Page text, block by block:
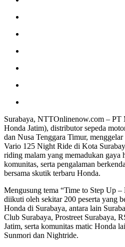
Surabaya, NTTOnlinenow.com –
Honda Jatim), distributor sepeda
dan Nusa Tenggara Timur,
Vario 125 Night Ride di Kota
riding malam yang memadukan gaya
komunitas, serta pengalaman
bersama skutik terbaru Honda.
Mengusung tema “Time to Step Up
diikuti oleh sekitar 200 peserta yang
Honda di Surabaya, antara lain
Club Surabaya, Prostreet Surabaya,
Jatim, serta komunitas matic Honda
Sunmori dan Nightride.